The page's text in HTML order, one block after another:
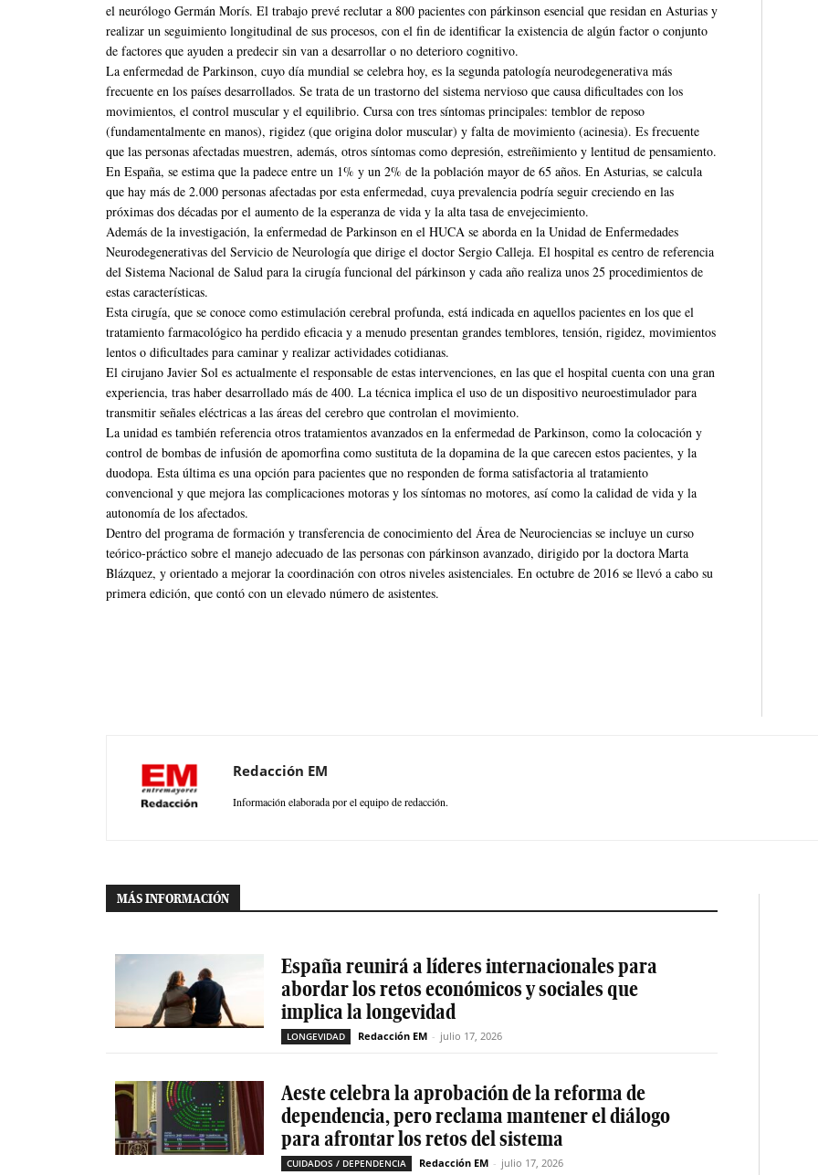
el neurólogo Germán Morís. El trabajo prevé reclutar a 800 pacientes con párkinson esencial que residan en Asturias y
realizar un seguimiento longitudinal de sus procesos, con el fin de identificar la existencia de algún factor o conjunto
de factores que ayuden a predecir sin van a desarrollar o no deterioro cognitivo.
La enfermedad de Parkinson, cuyo día mundial se celebra hoy, es la segunda patología neurodegenerativa más
frecuente en los países desarrollados. Se trata de un trastorno del sistema nervioso que causa dificultades con los
movimientos, el control muscular y el equilibrio. Cursa con tres síntomas principales: temblor de reposo
(fundamentalmente en manos), rigidez (que origina dolor muscular) y falta de movimiento (acinesia). Es frecuente
que las personas afectadas muestren, además, otros síntomas como depresión, estreñimiento y lentitud de pensamiento.
En España, se estima que la padece entre un 1% y un 2% de la población mayor de 65 años. En Asturias, se calcula
que hay más de 2.000 personas afectadas por esta enfermedad, cuya prevalencia podría seguir creciendo en las
próximas dos décadas por el aumento de la esperanza de vida y la alta tasa de envejecimiento.
Además de la investigación, la enfermedad de Parkinson en el HUCA se aborda en la Unidad de Enfermedades
Neurodegenerativas del Servicio de Neurología que dirige el doctor Sergio Calleja. El hospital es centro de referencia
del Sistema Nacional de Salud para la cirugía funcional del párkinson y cada año realiza unos 25 procedimientos de
estas características.
Esta cirugía, que se conoce como estimulación cerebral profunda, está indicada en aquellos pacientes en los que el
tratamiento farmacológico ha perdido eficacia y a menudo presentan grandes temblores, tensión, rigidez, movimientos
lentos o dificultades para caminar y realizar actividades cotidianas.
El cirujano Javier Sol es actualmente el responsable de estas intervenciones, en las que el hospital cuenta con una gran
experiencia, tras haber desarrollado más de 400. La técnica implica el uso de un dispositivo neuroestimulador para
transmitir señales eléctricas a las áreas del cerebro que controlan el movimiento.
La unidad es también referencia otros tratamientos avanzados en la enfermedad de Parkinson, como la colocación y
control de bombas de infusión de apomorfina como sustituta de la dopamina de la que carecen estos pacientes, y la
duodopa. Esta última es una opción para pacientes que no responden de forma satisfactoria al tratamiento
convencional y que mejora las complicaciones motoras y los síntomas no motores, así como la calidad de vida y la
autonomía de los afectados.
Dentro del programa de formación y transferencia de conocimiento del Área de Neurociencias se incluye un curso
teórico-práctico sobre el manejo adecuado de las personas con párkinson avanzado, dirigido por la doctora Marta
Blázquez, y orientado a mejorar la coordinación con otros niveles asistenciales. En octubre de 2016 se llevó a cabo su
primera edición, que contó con un elevado número de asistentes.
Redacción EM
Información elaborada por el equipo de redacción.
MÁS INFORMACIÓN
España reunirá a líderes internacionales para
abordar los retos económicos y sociales que
implica la longevidad
LONGEVIDAD Redacción EM - julio 17, 2026
Aeste celebra la aprobación de la reforma de
dependencia, pero reclama mantener el diálogo
para afrontar los retos del sistema
CUIDADOS / DEPENDENCIA Redacción EM - julio 17, 2026